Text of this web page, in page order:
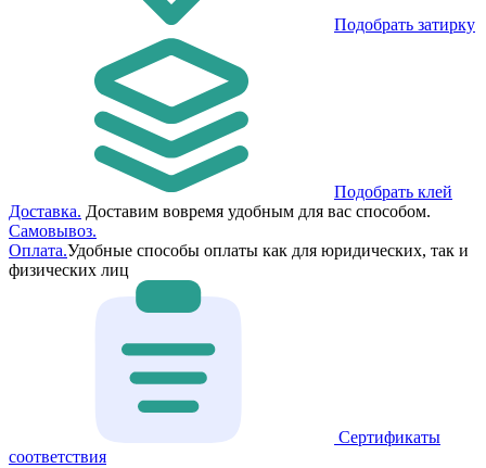
Подобрать затирку
Подобрать клей
Доставка. Доставим вовремя удобным для вас способом.
Самовывоз.
Оплата.Удобные способы оплаты как для юридических, так и
физических лиц
Сертификаты
соответствия